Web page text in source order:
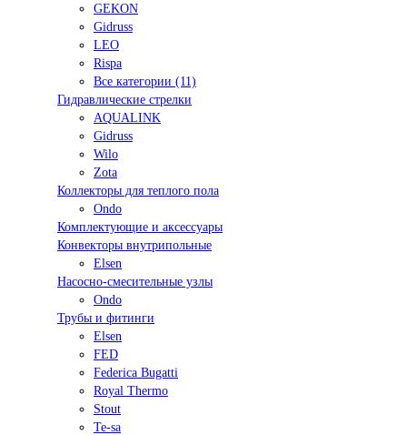
GEKON
Gidruss
LEO
Rispa
Все категории (11)
Гидравлические стрелки
AQUALINK
Gidruss
Wilo
Zota
Коллекторы для теплого пола
Ondo
Комплектующие и аксессуары
Конвекторы внутрипольные
Elsen
Насосно-смесительные узлы
Ondo
Трубы и фитинги
Elsen
FED
Federica Bugatti
Royal Thermo
Stout
Te-sa